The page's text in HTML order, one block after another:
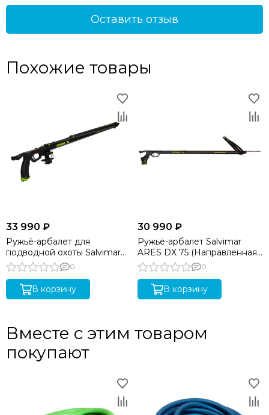
Оставить отзыв
Похожие товары
33 990 ₽
Ружьё-арбалет для
подводной охоты Salvimar
ARES 75
0
В корзину
30 990 ₽
Ружьё-арбалет Salvimar
ARES DX 75 (Направленная
рукоять под правую руку)
0
В корзину
Вместе с этим товаром
покупают